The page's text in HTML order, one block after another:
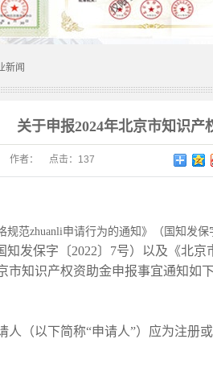
新闻
关于申报2024年北京市知识产
作者： 点击： 137
范zhuanli申请行为的通知》（国知发保
知发保字〔2022〕7号）以及《北
市知识产权资助金申报事宜通知如下
人（以下简称“申请人”）应为注册